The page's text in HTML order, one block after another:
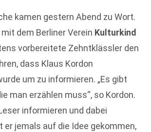
kamen gestern Abend zu Wort.
dem Berliner Verein Kulturkind
vorbereitete Zehntklässler den
dass Klaus Kordon
um zu informieren. „Es gibt
man erzählen muss“, so Kordon.
informieren und dabei
er jemals auf die Idee gekommen,